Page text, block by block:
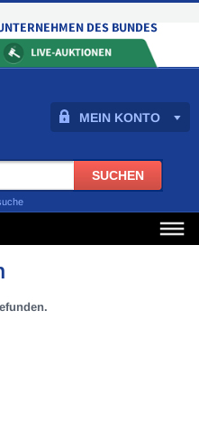
MEIN KONTO